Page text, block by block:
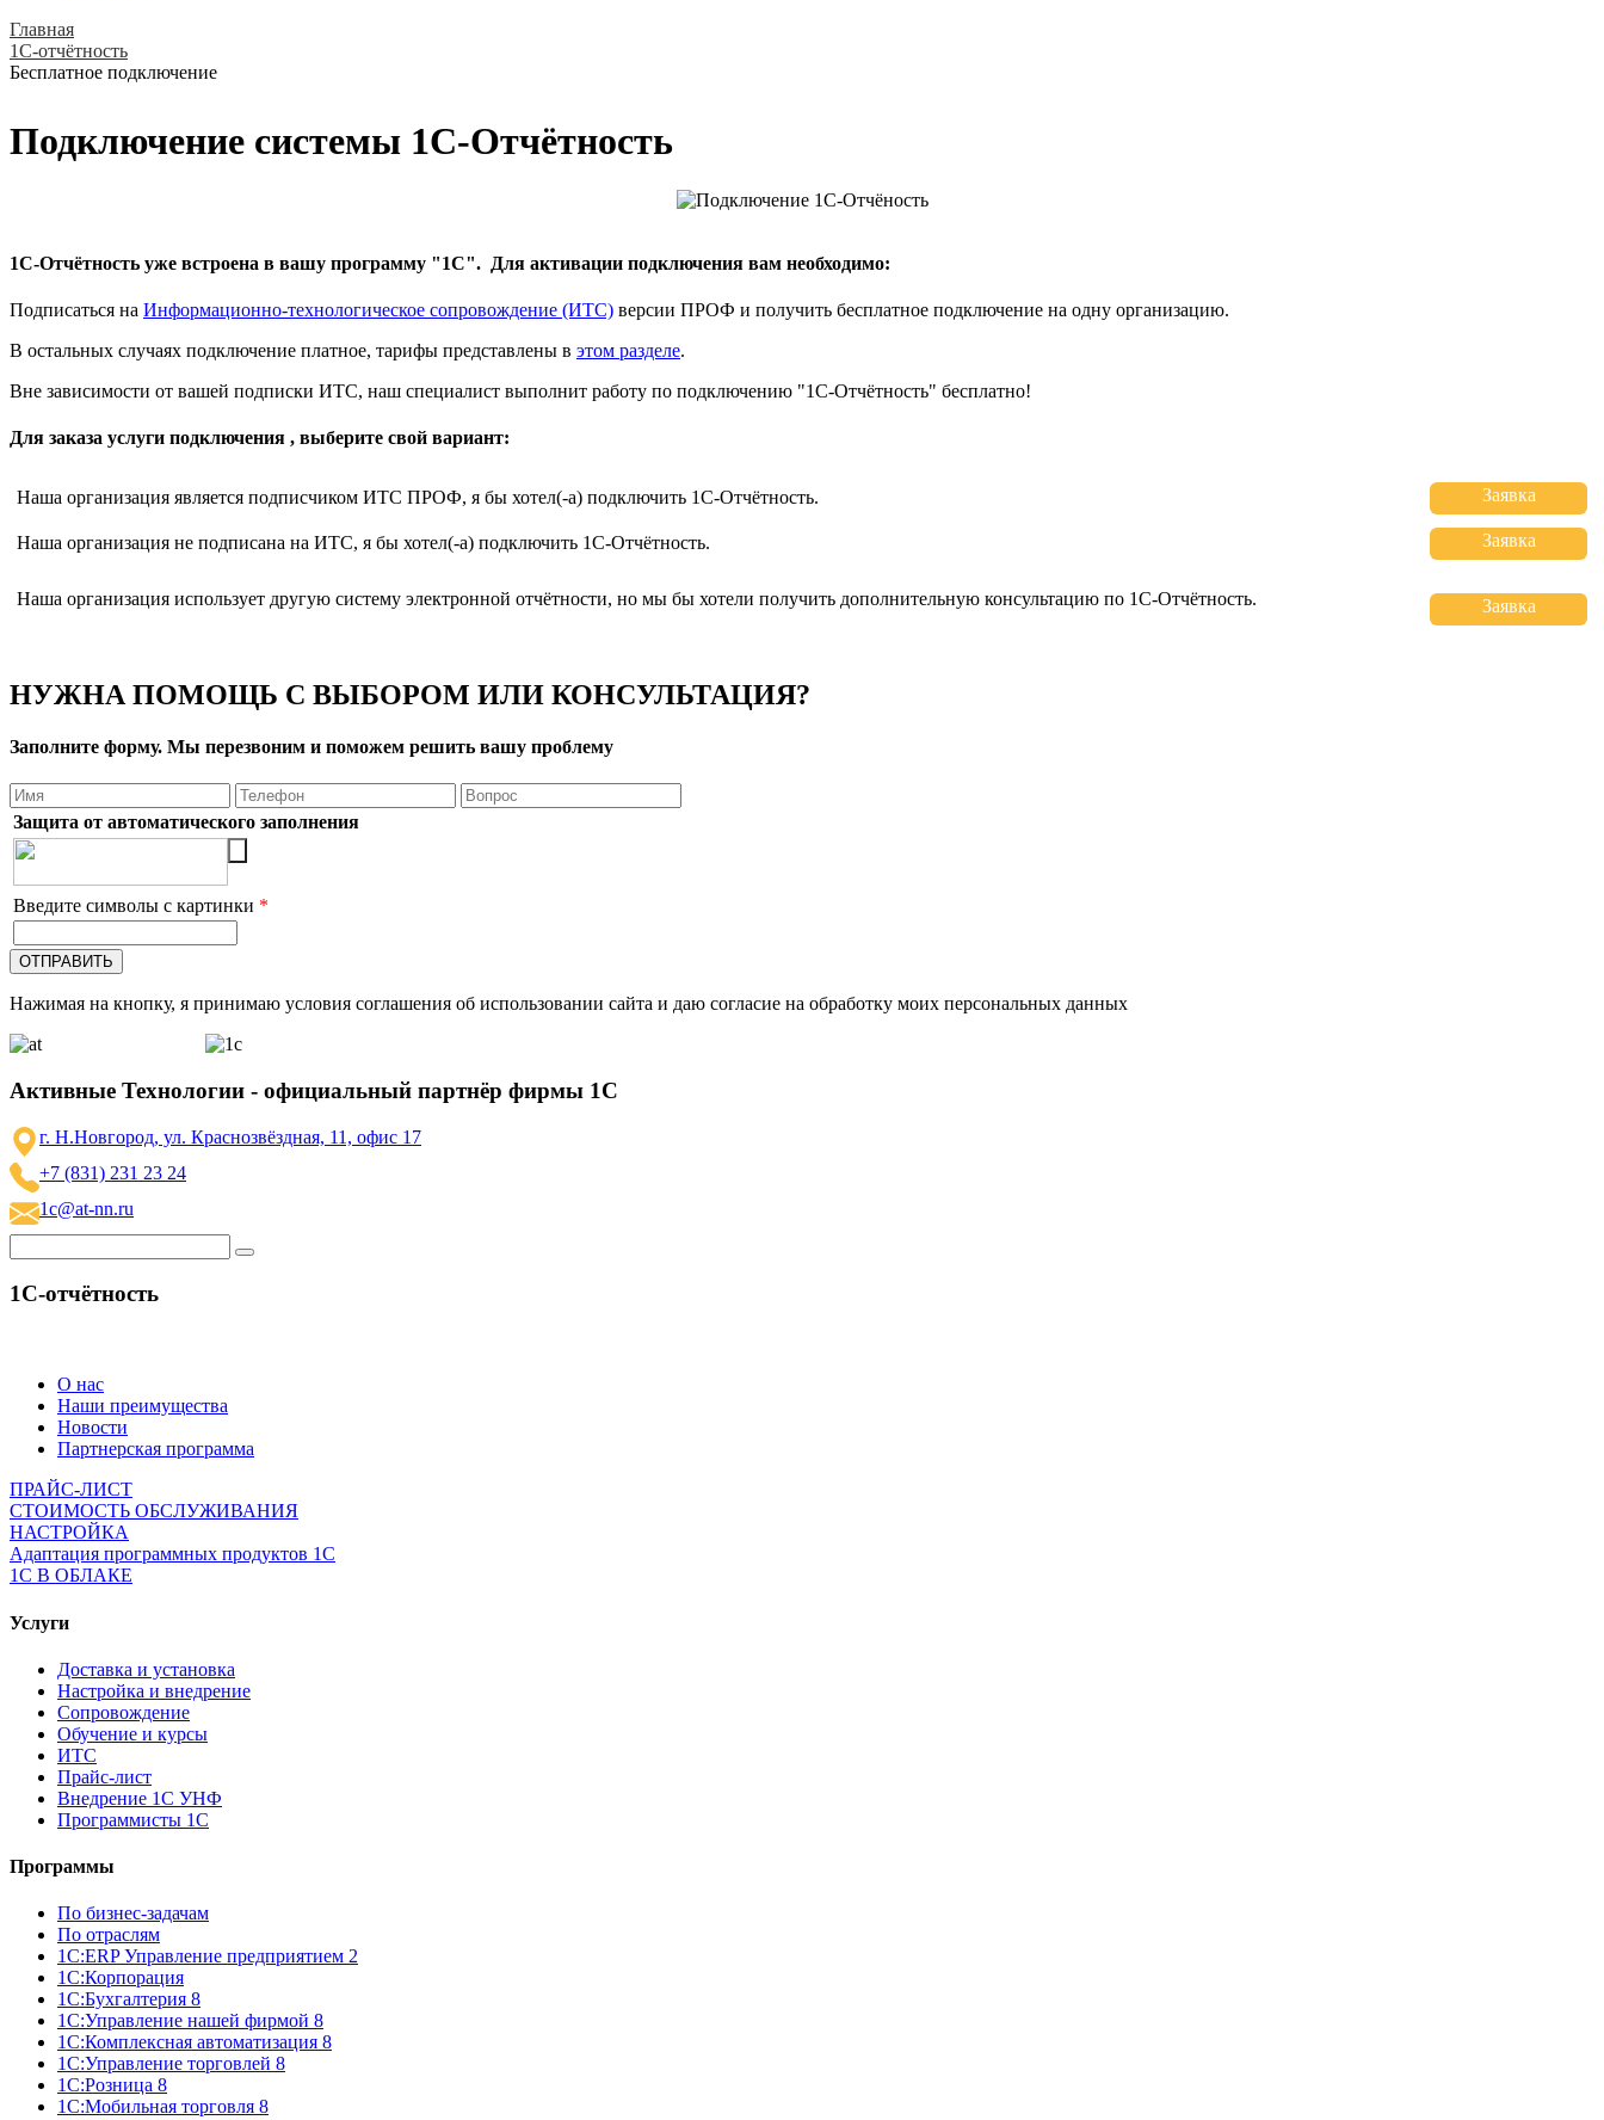
Главная
1С-отчётность
Бесплатное подключение
Подключение системы 1С-Отчётность
1С-Отчётность уже встроена в вашу программу "1С". Для активации подключения вам необходимо:
Подписаться на Информационно-технологическое сопровождение (ИТС) версии ПРОФ и получить бесплатное подключение на одну организацию.
В остальных случаях подключение платное, тарифы представлены в этом разделе.
Вне зависимости от вашей подписки ИТС, наш специалист выполнит работу по подключению "1С-Отчётность" бесплатно!
Для заказа услуги подключения , выберите свой вариант:
Наша организация является подписчиком ИТС ПРОФ, я бы хотел(-а) подключить 1С-Отчётность. Заявка
Наша организация не подписана на ИТС, я бы хотел(-а) подключить 1С-Отчётность. Заявка
Наша организация использует другую систему электронной отчётности, но мы бы хотели получить дополнительную консультацию по 1С-Отчётность. Заявка
НУЖНА ПОМОЩЬ С ВЫБОРОМ ИЛИ КОНСУЛЬТАЦИЯ?
Заполните форму. Мы перезвоним и поможем решить вашу проблему
Защита от автоматического заполнения
Введите символы с картинки *
Нажимая на кнопку, я принимаю условия соглашения об использовании сайта и даю согласие на обработку моих персональных данных
Активные Технологии - официальный партнёр фирмы 1С
г. Н.Новгород, ул. Краснозвёздная, 11, офис 17
+7 (831) 231 23 24
1c@at-nn.ru
1С-отчётность
О нас
Наши преимущества
Новости
Партнерская программа
ПРАЙС-ЛИСТ
СТОИМОСТЬ ОБСЛУЖИВАНИЯ
НАСТРОЙКА
Адаптация программных продуктов 1С
1С В ОБЛАКЕ
Услуги
Доставка и установка
Настройка и внедрение
Сопровождение
Обучение и курсы
ИТС
Прайс-лист
Внедрение 1С УНФ
Программисты 1С
Программы
По бизнес-задачам
По отраслям
1C:ERP Управление предприятием 2
1С:Корпорация
1С:Бухгалтерия 8
1С:Управление нашей фирмой 8
1С:Комплексная автоматизация 8
1С:Управление торговлей 8
1С:Розница 8
1С:Мобильная торговля 8